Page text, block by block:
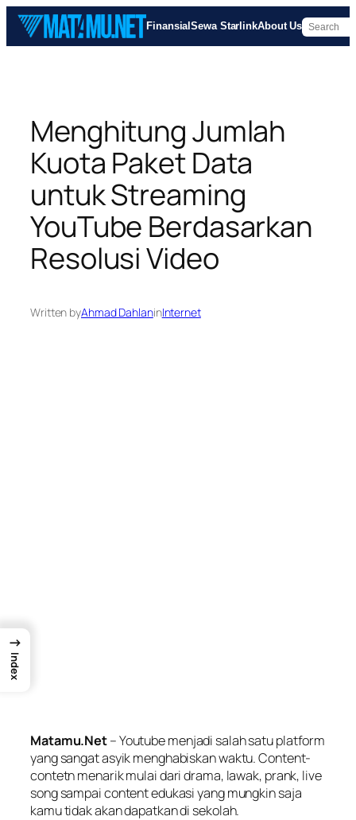
Skip
content
FinansialSewa StarlinkAbout Us
Menghitung Jumlah
Kuota Paket Data
untuk Streaming
YouTube Berdasarkan
Resolusi Video
Written byAhmad DahlaninInternet
Matamu.Net– Youtube menjadi salah satu platform
yang sangat asyik menghabiskan waktu. Content-
contetn menarik mulai dari drama, lawak, prank, live
song sampai content edukasi yang mungkin saja
kamu tidak akan dapatkan di sekolah.
→
Index